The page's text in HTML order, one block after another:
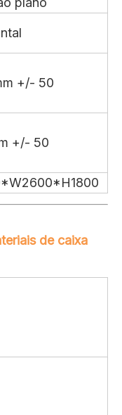
+/- 50
+/- 50
de caixa